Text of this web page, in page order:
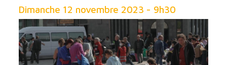
Dimanche 12 novembre 2023 - 9h30